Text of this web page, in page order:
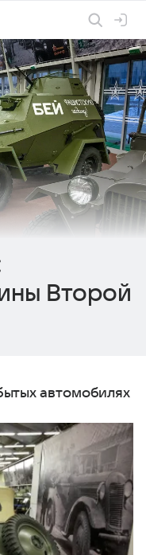
Второй
автомобилях